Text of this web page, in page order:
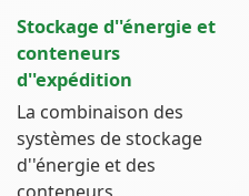
Stockage d''énergie et
conteneurs
d''expédition
La combinaison des
systèmes de stockage
d''énergie et des